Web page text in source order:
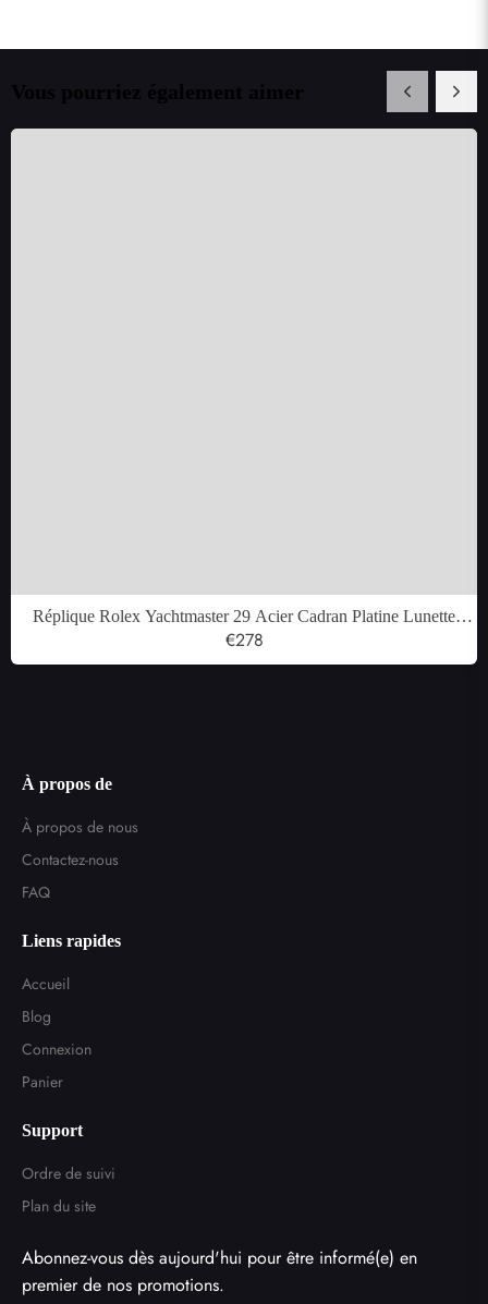
Vous pourriez également aimer
Réplique Rolex Yachtmaster 29 Acier Cadran Platine Lunette
Dames Montre 169622
€278
À propos de
À propos de nous
Contactez-nous
FAQ
Liens rapides
Accueil
Blog
Connexion
Panier
Support
Ordre de suivi
Plan du site
Abonnez-vous dès aujourd'hui pour être informé(e) en
premier de nos promotions.